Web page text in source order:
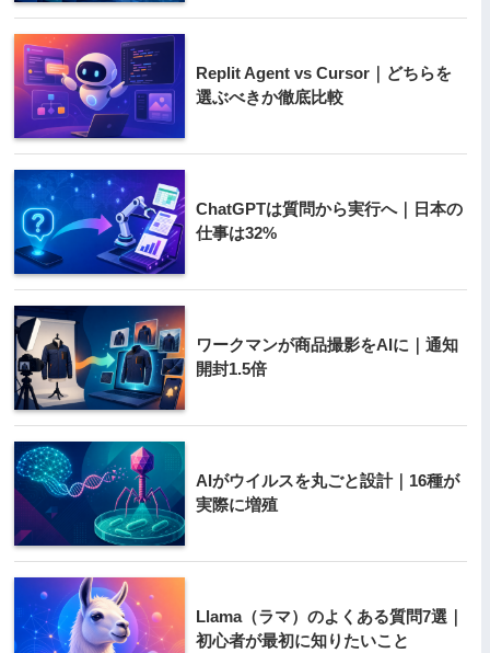
Replit Agent vs Cursor｜どちらを
選ぶべきか徹底比較
ChatGPTは質問から実行へ｜日本の
仕事は32%
ワークマンが商品撮影をAIに｜通知
開封1.5倍
AIがウイルスを丸ごと設計｜16種が
実際に増殖
Llama（ラマ）のよくある質問7選｜
初心者が最初に知りたいこと